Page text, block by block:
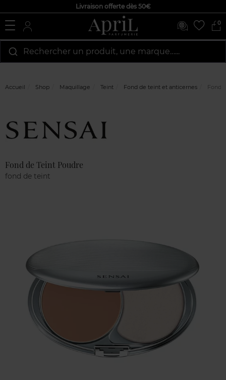
Livraison offerte dès 50€
0
Rechercher un produit, une marque…...
Accueil Shop Maquillage Teint Fond de teint et anticernes Fond
Fond de Teint Poudre
fond de teint